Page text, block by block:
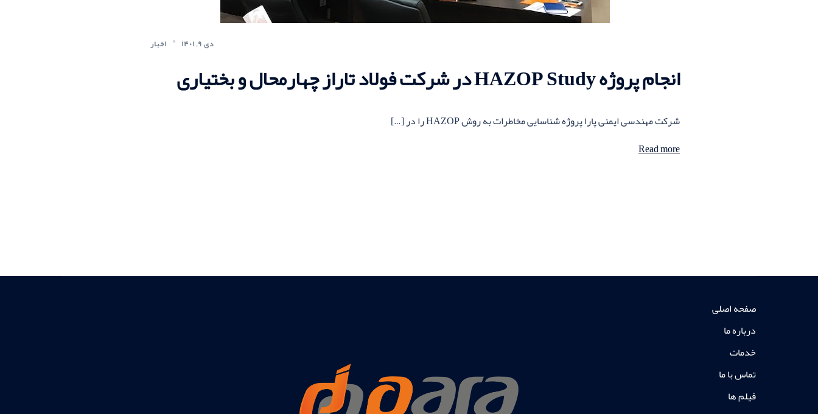
دی ۹, ۱۴۰۱ اخبار
انجام پروژه HAZOP Study در شرکت فولاد تاراز چهارمحال و بختیاری
شرکت مهندسی ایمنی پارا پروژه شناسایی مخاطرات به روش HAZOP را در […]
Read more
صفحه اصلی
درباره ما
خدمات
تماس با ما
فیلم ها